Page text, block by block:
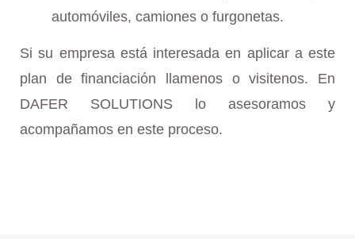
automóviles, camiones o furgonetas.
Si su empresa está interesada en aplicar a este
plan de financiación llamenos o visitenos. En
DAFER SOLUTIONS lo asesoramos y
acompañamos en este proceso.